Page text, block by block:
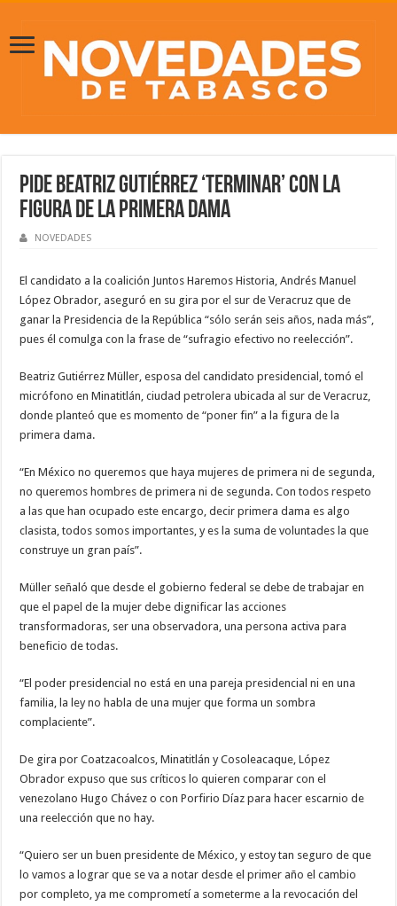
Pide Beatriz Gutiérrez ‘terminar’ con la
figura de la primera dama
NOVEDADES
El candidato a la coalición Juntos Haremos Historia, Andrés Manuel
López Obrador, aseguró en su gira por el sur de Veracruz que de
ganar la Presidencia de la República “sólo serán seis años, nada más”,
pues él comulga con la frase de “sufragio efectivo no reelección”.
Beatriz Gutiérrez Müller, esposa del candidato presidencial, tomó el
micrófono en Minatitlán, ciudad petrolera ubicada al sur de Veracruz,
donde planteó que es momento de “poner fin” a la figura de la
primera dama.
“En México no queremos que haya mujeres de primera ni de segunda,
no queremos hombres de primera ni de segunda. Con todos respeto
a las que han ocupado este encargo, decir primera dama es algo
clasista, todos somos importantes, y es la suma de voluntades la que
construye un gran país”.
Müller señaló que desde el gobierno federal se debe de trabajar en
que el papel de la mujer debe dignificar las acciones
transformadoras, ser una observadora, una persona activa para
beneficio de todas.
“El poder presidencial no está en una pareja presidencial ni en una
familia, la ley no habla de una mujer que forma un sombra
complaciente”.
De gira por Coatzacoalcos, Minatitlán y Cosoleacaque, López
Obrador expuso que sus críticos lo quieren comparar con el
venezolano Hugo Chávez o con Porfirio Díaz para hacer escarnio de
una reelección que no hay.
“Quiero ser un buen presidente de México, y estoy tan seguro de que
lo vamos a lograr que se va a notar desde el primer año el cambio
por completo, ya me comprometí a someterme a la revocación del